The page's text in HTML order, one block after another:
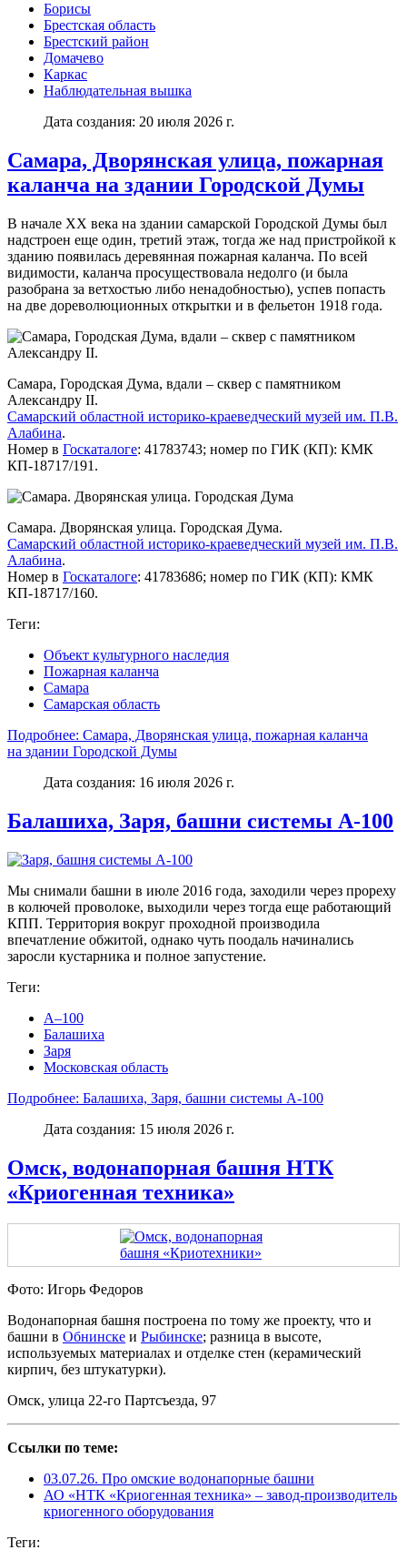
Борисы
Брестская область
Брестский район
Домачево
Каркас
Наблюдательная вышка
Дата создания: 20 июля 2026 г.
Самара, Дворянская улица, пожарная
каланча на здании Городской Думы
В начале XX века на здании самарской Городской Думы был
надстроен еще один, третий этаж, тогда же над пристройкой к
зданию появилась деревянная пожарная каланча. По всей
видимости, каланча просуществовала недолго (и была
разобрана за ветхостью либо ненадобностью), успев попасть
на две дореволюционных открытки и в фельетон 1918 года.
Самара, Городская Дума, вдали – сквер с памятником
Александру II.
Самарский областной историко-краеведческий музей им. П.В.
Алабина.
Номер в Госкаталоге: 41783743; номер по ГИК (КП): КМК
КП-18717/191.
Самара. Дворянская улица. Городская Дума.
Самарский областной историко-краеведческий музей им. П.В.
Алабина.
Номер в Госкаталоге: 41783686; номер по ГИК (КП): КМК
КП-18717/160.
Теги:
Объект культурного наследия
Пожарная каланча
Самара
Самарская область
Подробнее: Самара, Дворянская улица, пожарная каланча
на здании Городской Думы
Дата создания: 16 июля 2026 г.
Балашиха, Заря, башни системы А-100
Мы снимали башни в июле 2016 года, заходили через прореху
в колючей проволоке, выходили через тогда еще работающий
КПП. Территория вокруг проходной производила
впечатление обжитой, однако чуть поодаль начинались
заросли кустарника и полное запустение.
Теги:
А–100
Балашиха
Заря
Московская область
Подробнее: Балашиха, Заря, башни системы А-100
Дата создания: 15 июля 2026 г.
Омск, водонапорная башня НТК
«Криогенная техника»
Фото: Игорь Федоров
Водонапорная башня построена по тому же проекту, что и
башни в Обнинске и Рыбинске; разница в высоте,
используемых материалах и отделке стен (керамический
кирпич, без штукатурки).
Омск, улица 22-го Партсъезда, 97
Ссылки по теме:
03.07.26. Про омские водонапорные башни
АО «НТК «Криогенная техника» – завод-производитель
криогенного оборудования
Теги: